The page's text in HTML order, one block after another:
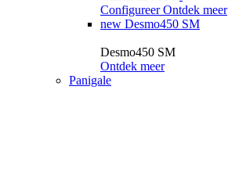
Configureer Ontdek meer
new Desmo450 SM
Desmo450 SM
Ontdek meer
Panigale